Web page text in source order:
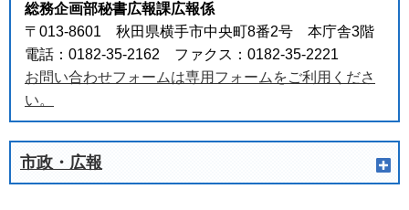
総務企画部秘書広報課広報係
〒013-8601 秋田県横手市中央町8番2号 本庁舎3階
電話：0182-35-2162 ファクス：0182-35-2221
お問い合わせフォームは専用フォームをご利用くださ
い。
市政・広報